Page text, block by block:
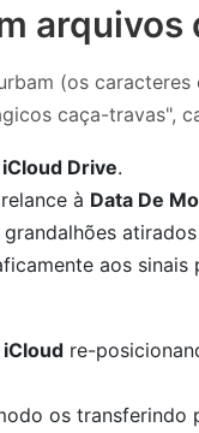
(os
caça-travas",
Drive.
à Data De
aos
re-
os transferindo